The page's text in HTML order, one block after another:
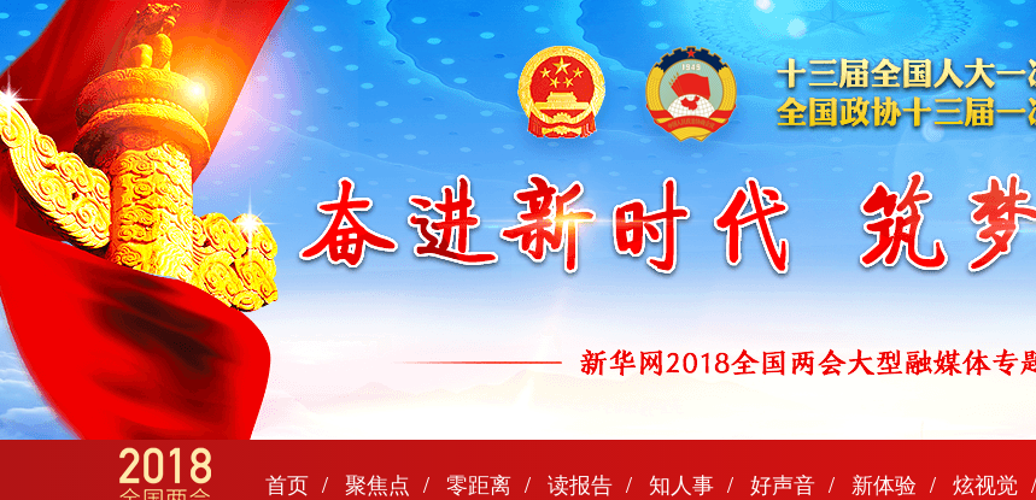
首页 聚焦点 零距离 读报告 知人事 好声音 新体验 炫视觉